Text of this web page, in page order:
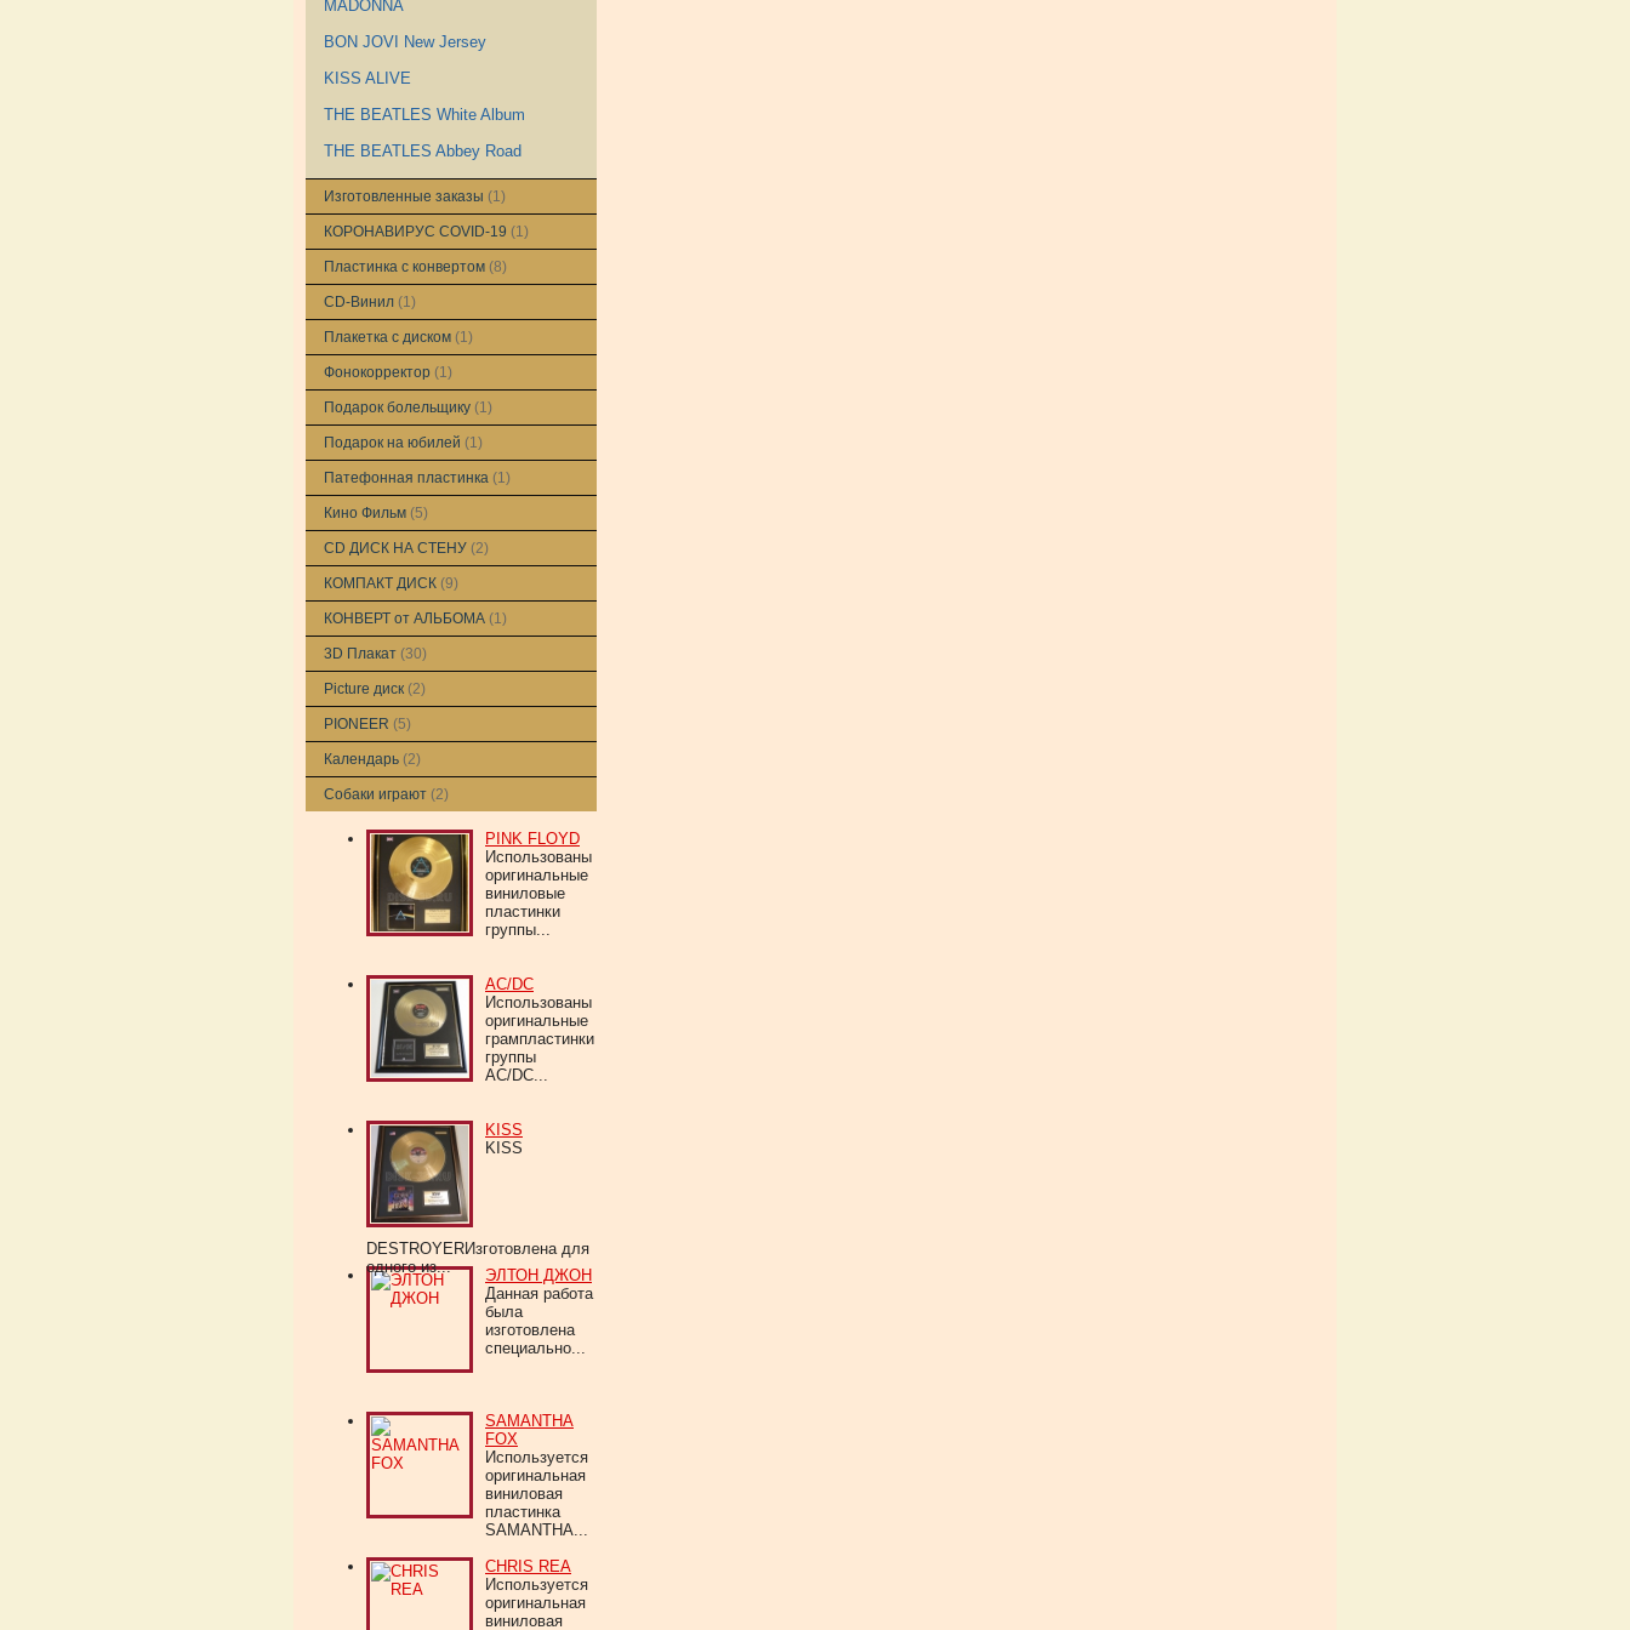
MADONNA
BON JOVI New Jersey
KISS ALIVE
THE BEATLES White Album
THE BEATLES Abbey Road
Изготовленные заказы (1)
КОРОНАВИРУС COVID-19 (1)
Пластинка с конвертом (8)
CD-Винил (1)
Плакетка с диском (1)
Фонокорректор (1)
Подарок болельщику (1)
Подарок на юбилей (1)
Патефонная пластинка (1)
Кино Фильм (5)
CD ДИСК НА СТЕНУ (2)
КОМПАКТ ДИСК (9)
КОНВЕРТ от АЛЬБОМА (1)
3D Плакат (30)
Picture диск (2)
PIONEER (5)
Календарь (2)
Собаки играют (2)
PINK FLOYD
Использованы
оригинальные
виниловые
пластинки
группы...
AC/DC
Использованы
оригинальные
грампластинки
группы
AC/DC...
KISS
KISS
DESTROYERИзготовлена для
одного из...
ЭЛТОН ДЖОН
Данная работа
была
изготовлена
специально...
SAMANTHA
FOX
Используется
оригинальная
виниловая
пластинка
SAMANTHA...
CHRIS REA
Используется
оригинальная
виниловая